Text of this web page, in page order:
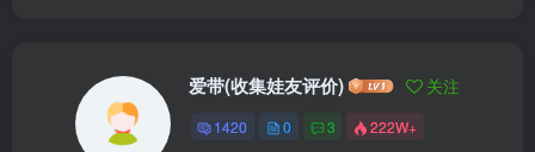
爱带(收集娃友评价) 关注
1420 0 3 222W+